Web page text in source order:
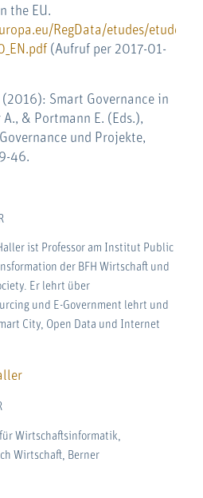
the EU.
RegData/etudes/etudes/
(Aufruf per 2017-01-
(2016): Smart Governance in
& Portmann E. (Eds.),
und Projekte,
46.
ist Professor am Institut Public
der BFH Wirtschaft und
Er lehrt über
und E-Government lehrt und
City, Open Data und Internet
Wirtschaftsinformatik,
Wirtschaft, Berner